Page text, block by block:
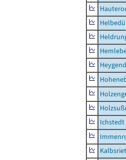
Ichstedt